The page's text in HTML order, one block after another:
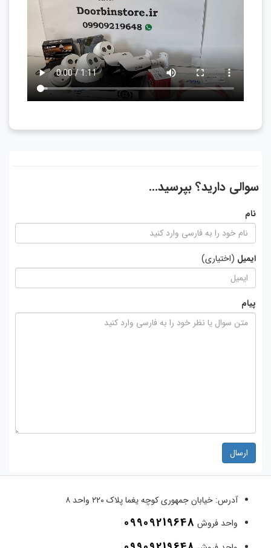
سوالی دارید؟ بپرسید...
نام
ایمیل (اختیاری)
پیام
ارسال
آدرس: خیابان جمهوری کوچه یغما پلاک ۲۲۰ واحد ۸
واحد فروش 09909219648